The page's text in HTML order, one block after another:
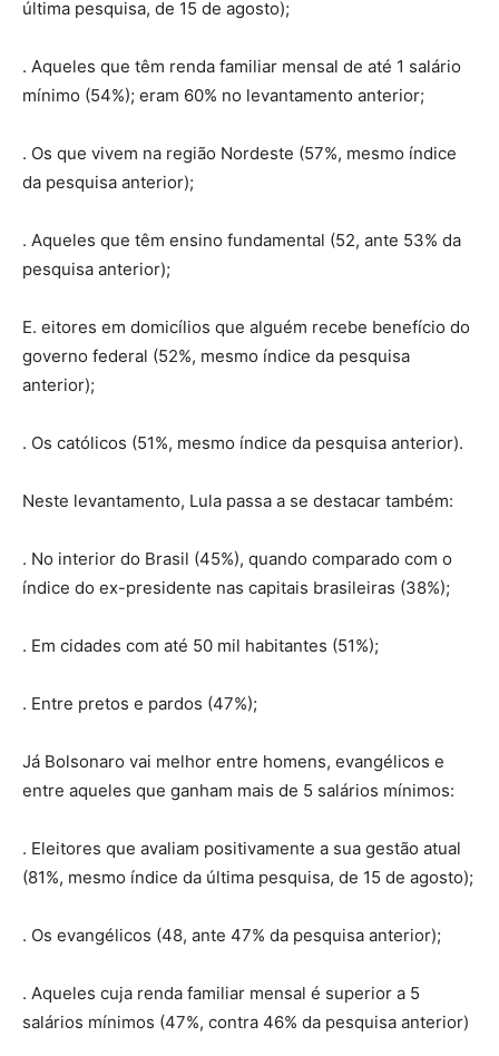
última pesquisa, de 15 de agosto);
. Aqueles que têm renda familiar mensal de até 1 salário
mínimo (54%); eram 60% no levantamento anterior;
. Os que vivem na região Nordeste (57%, mesmo índice
da pesquisa anterior);
. Aqueles que têm ensino fundamental (52, ante 53% da
pesquisa anterior);
E. eitores em domicílios que alguém recebe benefício do
governo federal (52%, mesmo índice da pesquisa
anterior);
. Os católicos (51%, mesmo índice da pesquisa anterior).
Neste levantamento, Lula passa a se destacar também:
. No interior do Brasil (45%), quando comparado com o
índice do ex-presidente nas capitais brasileiras (38%);
. Em cidades com até 50 mil habitantes (51%);
. Entre pretos e pardos (47%);
Já Bolsonaro vai melhor entre homens, evangélicos e
entre aqueles que ganham mais de 5 salários mínimos:
. Eleitores que avaliam positivamente a sua gestão atual
(81%, mesmo índice da última pesquisa, de 15 de agosto);
. Os evangélicos (48, ante 47% da pesquisa anterior);
. Aqueles cuja renda familiar mensal é superior a 5
salários mínimos (47%, contra 46% da pesquisa anterior)